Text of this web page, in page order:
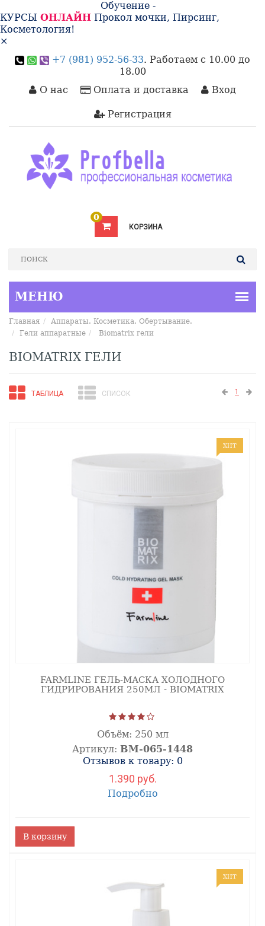
Обучение -
КУРСЫ ОНЛАЙН Прокол мочки, Пирсинг,
Косметология!
×
+7 (981) 952-56-33. Работаем с 10.00 до
18.00
О нас
Оплата и доставка Вход
Регистрация
КОРЗИНА
0
Главная
Аппараты. Косметика. Обертывание.
Гели аппаратные
Biomatrix гели
BIOMATRIX ГЕЛИ
ТАБЛИЦА СПИСОК 1
ХИТ
FARMLINE ГЕЛЬ-МАСКА ХОЛОДНОГО
ГИДРИРОВАНИЯ 250МЛ - BIOMATRIX
Объём: 250 мл
Артикул: ВМ-065-1448
Отзывов к товару: 0
1.390 руб.
Подробно
В корзину
ХИТ